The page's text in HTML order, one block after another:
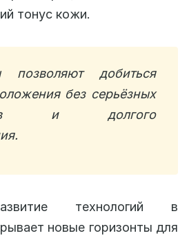
тонус кожи.
добиться
без серьёзных
и долгого
технологий в
новые горизонты для